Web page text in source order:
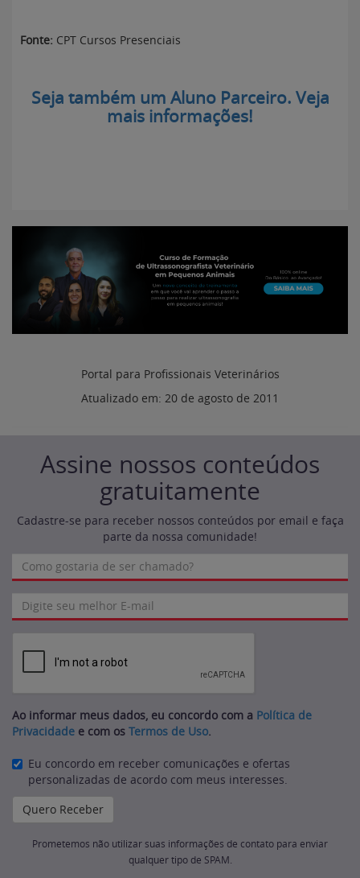
Fonte: CPT Cursos Presenciais
Seja também um Aluno Parceiro. Veja
mais informações!
Portal para Profissionais Veterinários
Atualizado em: 20 de agosto de 2011
Assine nossos conteúdos
gratuitamente
Cadastre-se para receber nossos conteúdos por email e faça
parte da nossa comunidade!
Ao informar meus dados, eu concordo com a Política de
Privacidade e com os Termos de Uso.
Eu concordo em receber comunicações e ofertas
personalizadas de acordo com meus interesses.
Prometemos não utilizar suas informações de contato para enviar
qualquer tipo de SPAM.